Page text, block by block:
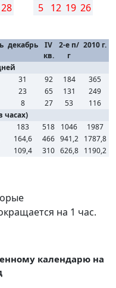
28 5 12 19 26
декабрь
IV
кв.
2-е п/
г
2010 г.
31 92 184
365
23 65 131
249
8 27 53
116
часах)
183 518 1046
1987
164,6 466 941,2
1787,8
109,4 310 626,8 1190,2
на 1 час.
календарю на